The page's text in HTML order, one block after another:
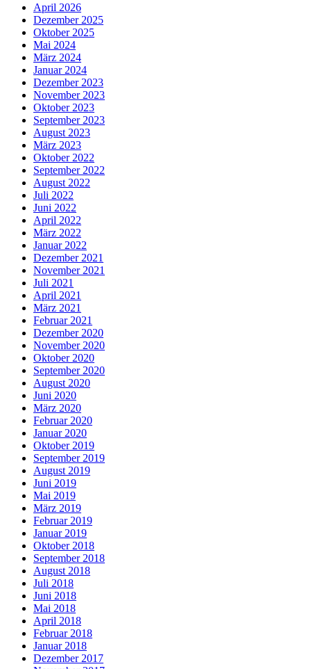
April 2026
Dezember 2025
Oktober 2025
Mai 2024
März 2024
Januar 2024
Dezember 2023
November 2023
Oktober 2023
September 2023
August 2023
März 2023
Oktober 2022
September 2022
August 2022
Juli 2022
Juni 2022
April 2022
März 2022
Januar 2022
Dezember 2021
November 2021
Juli 2021
April 2021
März 2021
Februar 2021
Dezember 2020
November 2020
Oktober 2020
September 2020
August 2020
Juni 2020
März 2020
Februar 2020
Januar 2020
Oktober 2019
September 2019
August 2019
Juni 2019
Mai 2019
März 2019
Februar 2019
Januar 2019
Oktober 2018
September 2018
August 2018
Juli 2018
Juni 2018
Mai 2018
April 2018
Februar 2018
Januar 2018
Dezember 2017